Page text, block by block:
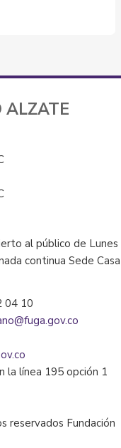
ALZATE
al público de Lunes
continua Sede Casa
04 10
la línea 195 opción 1
reservados Fundación